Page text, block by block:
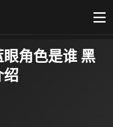
角色是谁 黑
绍